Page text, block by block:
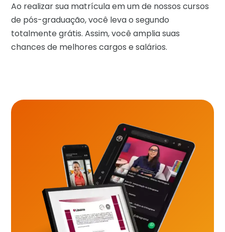
Ao realizar sua matrícula em um de nossos cursos
de pós-graduação, você leva o segundo
totalmente grátis. Assim, você amplia suas
chances de melhores cargos e salários.